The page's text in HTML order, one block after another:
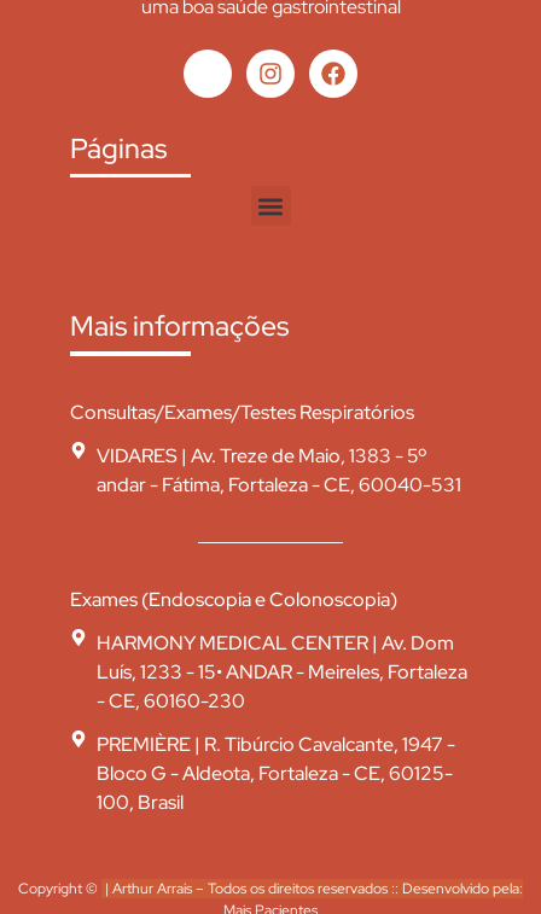
uma boa saúde gastrointestinal
Páginas
Mais informações
Consultas/Exames/Testes Respiratórios
VIDARES | Av. Treze de Maio, 1383 - 5º
andar - Fátima, Fortaleza - CE, 60040-531
Exames (Endoscopia e Colonoscopia)
HARMONY MEDICAL CENTER | Av. Dom
Luís, 1233 - 15• ANDAR - Meireles, Fortaleza
- CE, 60160-230
PREMIÈRE | R. Tibúrcio Cavalcante, 1947 -
Bloco G - Aldeota, Fortaleza - CE, 60125-
100, Brasil
Copyright © | Arthur Arrais – Todos os direitos reservados :: Desenvolvido pela:
Mais Pacientes